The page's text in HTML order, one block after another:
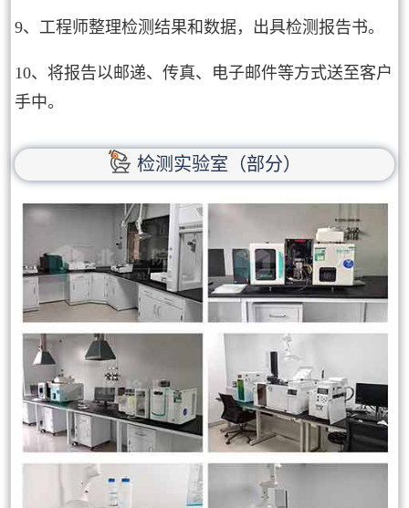
9、工程师整理检测结果和数据，出具检测报告书。
10、将报告以邮递、传真、电子邮件等方式送至客户
手中。
检测实验室（部分）